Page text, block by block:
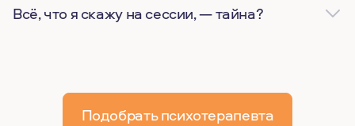
Всё, что я скажу на сессии, — тайна?
Подобрать психотерапевта